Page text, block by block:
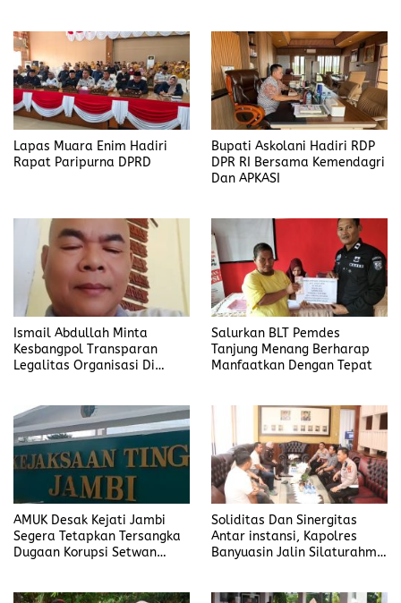
Lapas Muara Enim Hadiri
Rapat Paripurna DPRD
Bupati Askolani Hadiri RDP
DPR RI Bersama Kemendagri
Dan APKASI
Ismail Abdullah Minta
Kesbangpol Transparan
Legalitas Organisasi Di
Salurkan BLT Pemdes
Tanjung Menang Berharap
Manfaatkan Dengan Tepat
AMUK Desak Kejati Jambi
Segera Tetapkan Tersangka
Dugaan Korupsi Setwan
Soliditas Dan Sinergitas
Antar instansi, Kapolres
Banyuasin Jalin Silaturahmi